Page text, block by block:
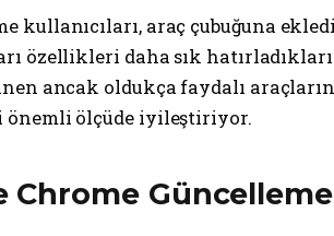
kullanıcıları, araç çubuğuna
özellikleri daha sık
ancak oldukça faydalı
önemli ölçüde iyileştiriyor.
Chrome